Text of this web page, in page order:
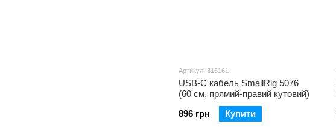
Артикул: 316161
USB-C кабель SmallRig 5076
(60 см, прямий-правий кутовий)
896 грн
Купити